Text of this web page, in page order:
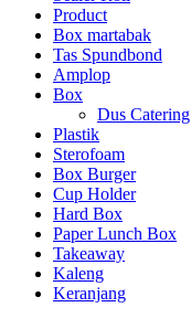
Product
Box martabak
Tas Spundbond
Amplop
Box
Dus Catering
Plastik
Sterofoam
Box Burger
Cup Holder
Hard Box
Paper Lunch Box
Takeaway
Kaleng
Keranjang